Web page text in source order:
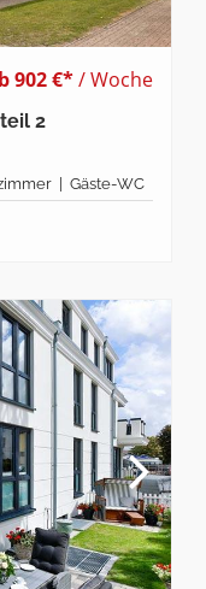
902 €*/ Woche
2
| Gäste-WC